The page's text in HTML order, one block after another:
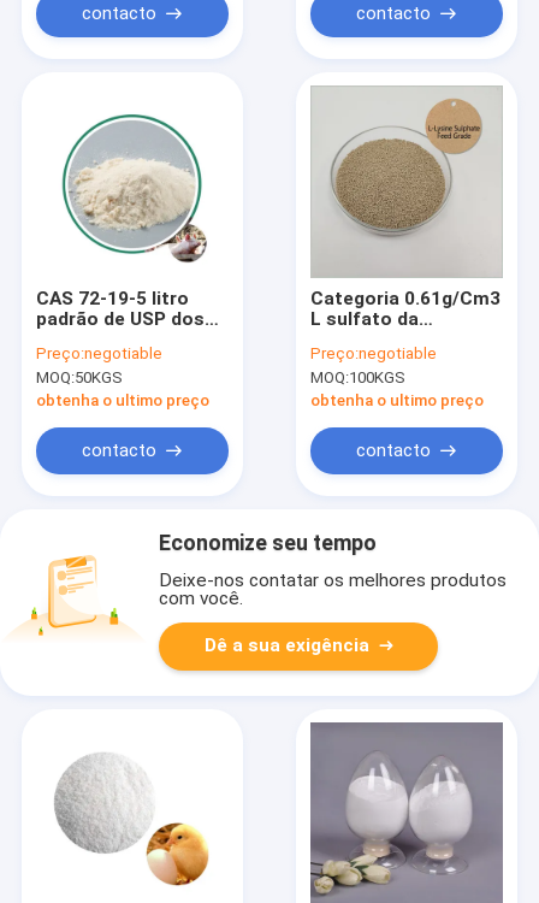
contacto contacto
CAS 72-19-5 litro
padrão de USP dos
alimentação animal
do pó da treonina
Preço:negotiable
MOQ:50KGS
obtenha o ultimo preço
contacto
Categoria 0.61g/Cm3
L sulfato da
lisina, CAS 657-27-2
ácidos aminados
puros
Preço:negotiable
MOQ:100KGS
obtenha o ultimo preço
contacto
Economize seu tempo
Deixe-nos contatar os melhores produtos
com você.
Dê a sua exigência